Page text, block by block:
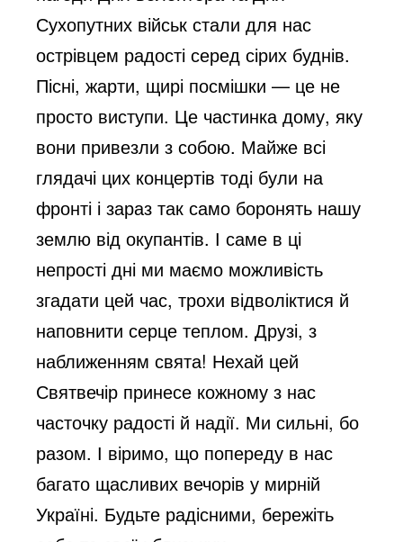
Сухопутних військ стали для нас
острівцем радості серед сірих буднів.
Пісні, жарти, щирі посмішки — це не
просто виступи. Це частинка дому, яку
вони привезли з собою. Майже всі
глядачі цих концертів тоді були на
фронті і зараз так само боронять нашу
землю від окупантів. І саме в ці
непрості дні ми маємо можливість
згадати цей час, трохи відволіктися й
наповнити серце теплом. Друзі, з
наближенням свята! Нехай цей
Святвечір принесе кожному з нас
часточку радості й надії. Ми сильні, бо
разом. І віримо, що попереду в нас
багато щасливих вечорів у мирній
Україні. Будьте радісними, бережіть